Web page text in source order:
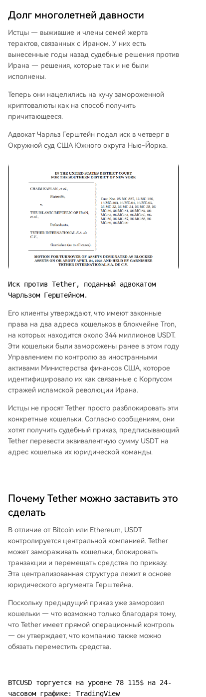
о антитеррористическому законодательству С
окой юридической кампании по установлени
ю прецедента, согласно которому суды могут
обязавать централизованные криптоплатфор
мы передавать замороженные активы из санк
ционных кошельков.
Долг многолетней давности
Истцы — выжившие и члены семей жертв
терактов, связанных с Ираном. У них есть
вынесенные годы назад судебные решения против
Ирана — решения, которые так и не были
исполнены.
Теперь они нацелились на кучу замороженной
криптовалюты как на способ получить
причитающееся.
Адвокат Чарльз Герштейн подал иск в четверг в
Окружной суд США Южного округа Нью-Йорка.
Иск против Tether, поданный адвокатом
Чарльзом Герштейном.
Его клиенты утверждают, что имеют законные
права на два адреса кошельков в блокчейне Tron,
на которых находится около 344 миллионов USDT.
Эти кошельки были заморожены ранее в этом году
Управлением по контролю за иностранными
активами Министерства финансов США, которое
идентифицировало их как связанные с Корпусом
стражей исламской революции Ирана.
Истцы не просят Tether просто разблокировать эти
конкретные кошельки. Согласно сообщениям, они
хотят получить судебный приказ, предписывающий
Tether перевести эквивалентную сумму USDT на
адрес кошелька их юридической команды.
Почему Tether можно заставить это
сделать
В отличие от Bitcoin или Ethereum, USDT
контролируется центральной компанией. Tether
может замораживать кошельки, блокировать
транзакции и перемещать средства по приказу.
Эта централизованная структура лежит в основе
юридического аргумента Герштейна.
Поскольку предыдущий приказ уже заморозил
кошельки — что возможно только благодаря тому,
что Tether имеет прямой операционный контроль
— он утверждает, что компанию также можно
обязать переместить средства.
BTCUSD торгуется на уровне 78 115$ на 24-
часовом графике: TradingView